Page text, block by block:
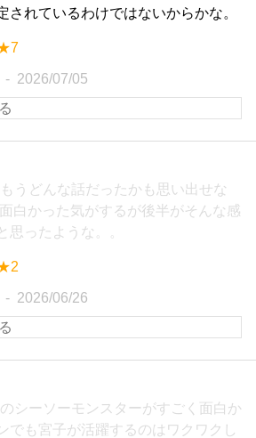
されているわけではないからかな。
2026/07/05
うどんな話だったかも思い出せな
白かった気がするが後半がそんな感
思ったような。。
2026/06/26
のシーソーモンスターがすごく面白か
でも宮子が活躍するのはワクワクし